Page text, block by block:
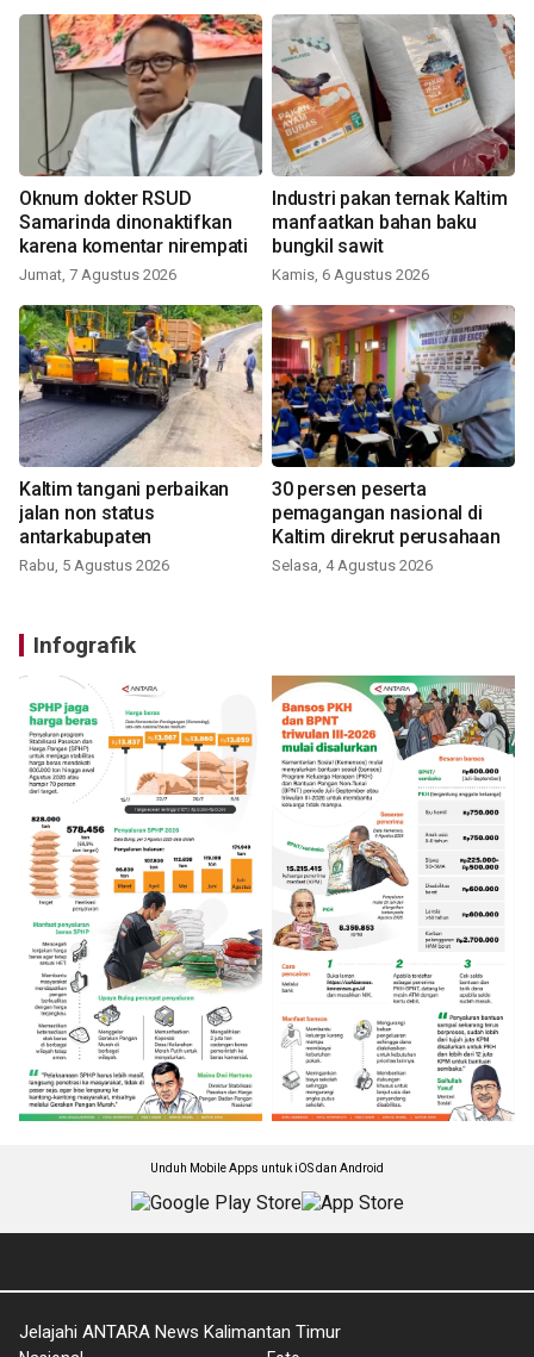
Oknum dokter RSUD
Samarinda dinonaktifkan
karena komentar nirempati
Jumat, 7 Agustus 2026
Industri pakan ternak Kaltim
manfaatkan bahan baku
bungkil sawit
Kamis, 6 Agustus 2026
Kaltim tangani perbaikan
jalan non status
antarkabupaten
Rabu, 5 Agustus 2026
30 persen peserta
pemagangan nasional di
Kaltim direkrut perusahaan
Selasa, 4 Agustus 2026
Infografik
Unduh Mobile Apps untuk iOS dan Android
Jelajahi ANTARA News Kalimantan Timur